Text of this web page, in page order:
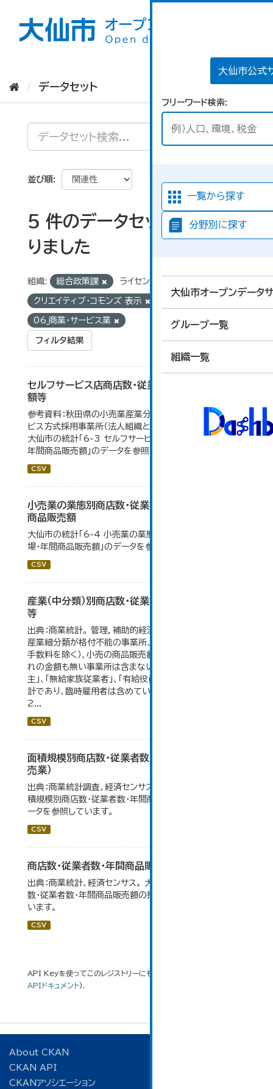
大仙市公式
フリーワード検索
一覧から探す
分野別に探す
大仙市オープンデータ
グループ一覧
組織一覧
データセット
並び順
5 件のデータセットが見つか
りました
組織: 総合政策課 ライセンス:
クリエイティブ・コモンズ 表示
06_商業・サービス業
フィルタ結果
セルフサービス店商店数・従業者数・年間商品販売
額等
参考資料：秋田県の小売業産業分類小分類別、セルフサー
ビス方式採用事業所（法人組織と個人経営事業所の合計）。
大仙市の統計「6-3 セルフサービス店 商店数・従業者数・
年間商品販売額」のデータを参照しています。
CSV
小売業の業態別商店数・従業者数・売場面積・年間
商品販売額
大仙市の統計「6-4 小売業の業態別商店数・従業者数・売
場・年間商品販売額」のデータを参照しています。
CSV
産業（中分類）別商店数・従業者数・年間商品販売額
等
出典：商業統計。 管理，補助的経済活動のみを行う事業所、
産業細分類が格付不能の事業所、卸売の商品販売額（仲立
手数料を除く）、小売の商品販売額及び仲立手数料のいず
れの金額も無い事業所は含まない。 従業者総数は「個人業
主」、「無給家族従業者」、「有給役員」及び「常用雇用者」の
計であり、臨時雇用者は含めていない。 大仙市の統計「6-
2...
CSV
面積規模別商店数・従業者数・年間商品販売額（小
売業）
出典：商業統計調査、経済センサス。 大仙市の統計「6-5 面
積規模別商店数・従業者数・年間商品販売額（小売業）」のデ
ータを参照しています。
CSV
商店数・従業者数・年間商品販売額の推移
出典：商業統計、経済センサス。 大仙市の統計「6-1 商店
数・従業者数・年間商品販売額の推移」のデータを参照して
います。
CSV
API Keyを使ってこのレジストリーにもアクセス可能です
APIドキュメント).
About CKAN
CKAN API
CKANアソシエーション